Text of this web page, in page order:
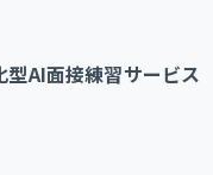
型AI面接練習サービス